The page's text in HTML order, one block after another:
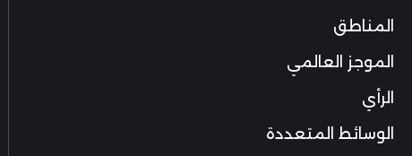
المناطق
الموجز العالمي
الرأي
الوسائط المتعددة